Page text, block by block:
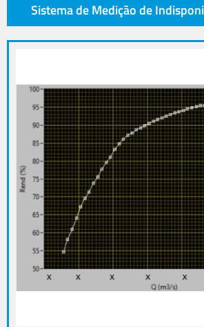
Sistema de Medição de